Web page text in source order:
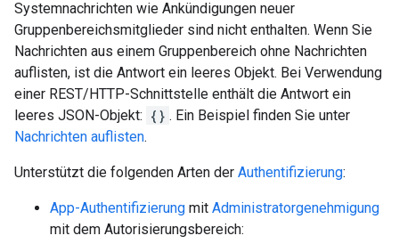
Systemnachrichten wie Ankündigungen neuer
Gruppenbereichsmitglieder sind nicht enthalten. Wenn Sie
Nachrichten aus einem Gruppenbereich ohne Nachrichten
auflisten, ist die Antwort ein leeres Objekt. Bei Verwendung
einer REST/HTTP-Schnittstelle enthält die Antwort ein
leeres JSON-Objekt: {} . Ein Beispiel finden Sie unter
Nachrichten auflisten.
Unterstützt die folgenden Arten der Authentifizierung:
App-Authentifizierung mit Administratorgenehmigung
mit dem Autorisierungsbereich: